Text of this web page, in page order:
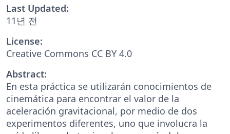
Last Updated:
11년 전
License:
Creative Commons CC BY 4.0
Abstract:
En esta práctica se utilizarán conocimientos de
cinemática para encontrar el valor de la
aceleración gravitacional, por medio de dos
experimentos diferentes, uno que involucra la